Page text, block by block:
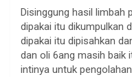
Disinggung hasil limbah
dipakai itu dikumpulkan
dipakai itu dipisahkan
dan oli 6ang masih baik
intinya untuk